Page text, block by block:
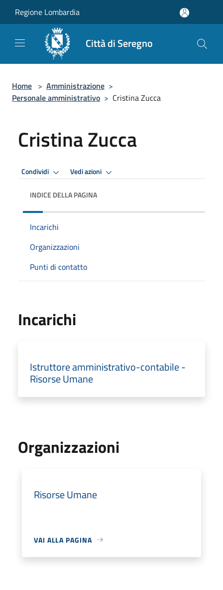
Regione Lombardia
Città di Seregno
Home > Amministrazione >
Personale amministrativo > Cristina Zucca
Cristina Zucca
Condividi Vedi azioni
INDICE DELLA PAGINA
Incarichi
Organizzazioni
Punti di contatto
Incarichi
Istruttore amministrativo-contabile -
Risorse Umane
Organizzazioni
Risorse Umane
VAI ALLA PAGINA